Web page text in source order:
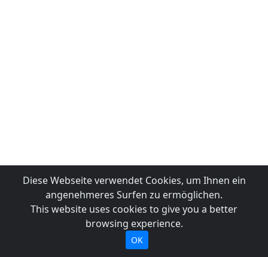
Diese Webseite verwendet Cookies, um Ihnen ein
angenehmeres Surfen zu ermöglichen.
This website uses cookies to give you a better
browsing experience.
OK